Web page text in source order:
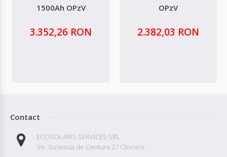
1500Ah OPzV
3.352,26 RON
OPzV
2.382,03 RON
Contact
ECOSOLARIS SERVICES SRL
Str. Soseaua de Centura 27 Clinceni